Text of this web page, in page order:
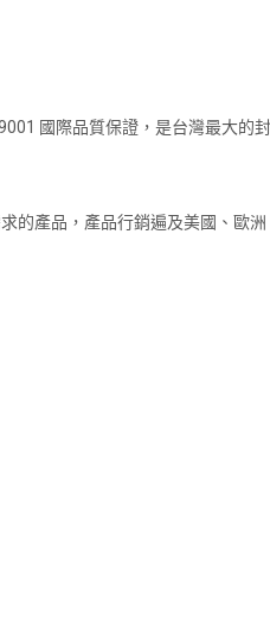
國際品質保證，是台灣最大的
的產品，產品行銷遍及美國、歐